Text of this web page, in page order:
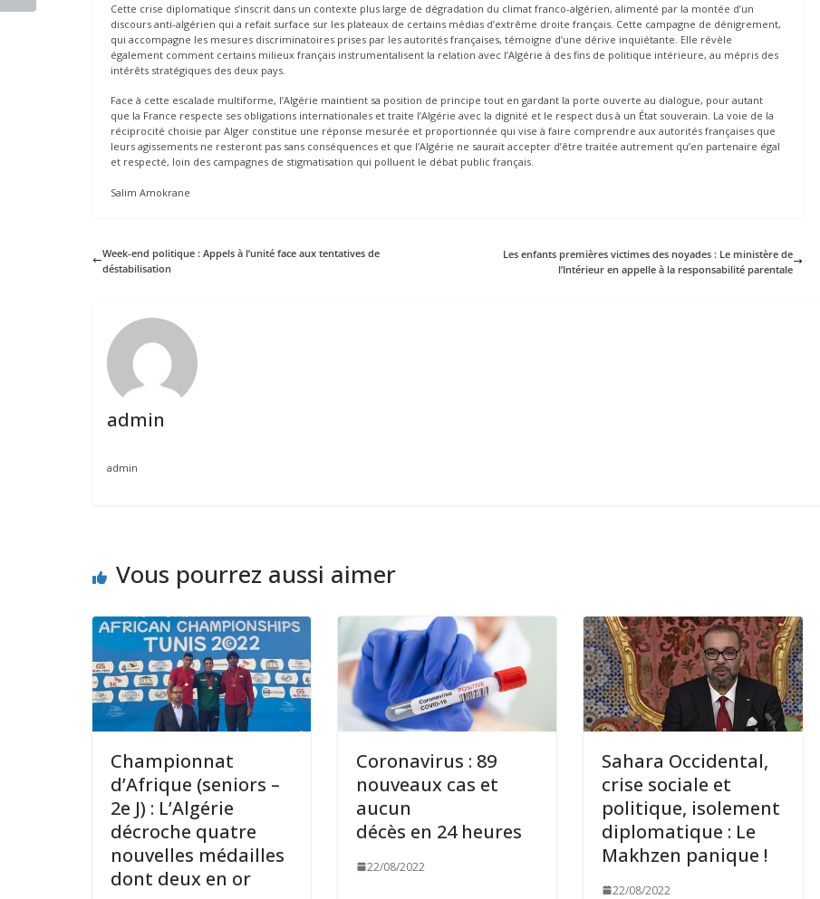
Cette crise diplomatique s’inscrit dans un contexte plus large de dégradation du climat franco-algérien, alimenté par la montée d’un
discours anti-algérien qui a refait surface sur les plateaux de certains médias d’extrême droite français. Cette campagne de dénigrement,
qui accompagne les mesures discriminatoires prises par les autorités françaises, témoigne d’une dérive inquiétante. Elle révèle
également comment certains milieux français instrumentalisent la relation avec l’Algérie à des fins de politique intérieure, au mépris des
intérêts stratégiques des deux pays.
Face à cette escalade multiforme, l’Algérie maintient sa position de principe tout en gardant la porte ouverte au dialogue, pour autant
que la France respecte ses obligations internationales et traite l’Algérie avec la dignité et le respect dus à un État souverain. La voie de la
réciprocité choisie par Alger constitue une réponse mesurée et proportionnée qui vise à faire comprendre aux autorités françaises que
leurs agissements ne resteront pas sans conséquences et que l’Algérie ne saurait accepter d’être traitée autrement qu’en partenaire égal
et respecté, loin des campagnes de stigmatisation qui polluent le débat public français.
Salim Amokrane
Week-end politique : Appels à l’unité face aux tentatives de
déstabilisation
Les enfants premières victimes des noyades : Le ministère de
l’Intérieur en appelle à la responsabilité parentale
admin
admin
Vous pourrez aussi aimer
Championnat
d’Afrique (seniors –
2e J) : L’Algérie
décroche quatre
nouvelles médailles
dont deux en or
Coronavirus : 89
nouveaux cas et
aucun
décès en 24 heures
22/08/2022
Sahara Occidental,
crise sociale et
politique, isolement
diplomatique : Le
Makhzen panique !
22/08/2022